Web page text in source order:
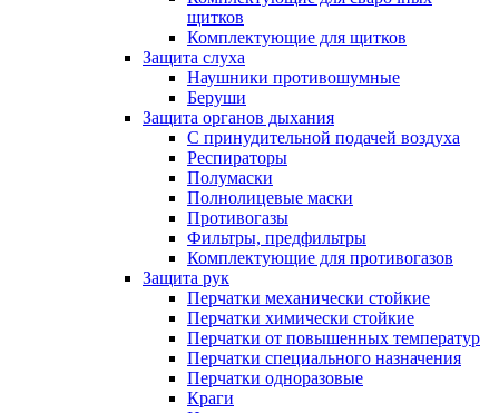
щитков
Комплектующие для щитков
Защита слуха
Наушники противошумные
Беруши
Защита органов дыхания
С принудительной подачей воздуха
Респираторы
Полумаски
Полнолицевые маски
Противогазы
Фильтры, предфильтры
Комплектующие для противогазов
Защита рук
Перчатки механически стойкие
Перчатки химически стойкие
Перчатки от повышенных температур
Перчатки специального назначения
Перчатки одноразовые
Краги